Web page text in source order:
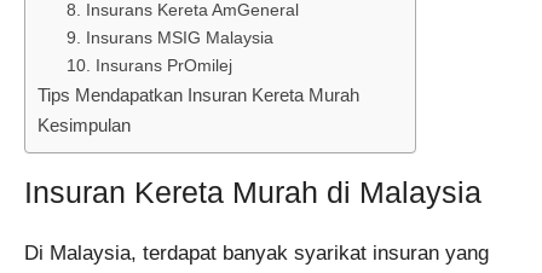
8. Insurans Kereta AmGeneral
9. Insurans MSIG Malaysia
10. Insurans PrOmilej
Tips Mendapatkan Insuran Kereta Murah
Kesimpulan
Insuran Kereta Murah di Malaysia
Di Malaysia, terdapat banyak syarikat insuran yang